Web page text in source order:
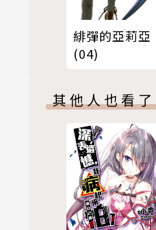
緋彈的亞莉亞
(04)
其他人也看了